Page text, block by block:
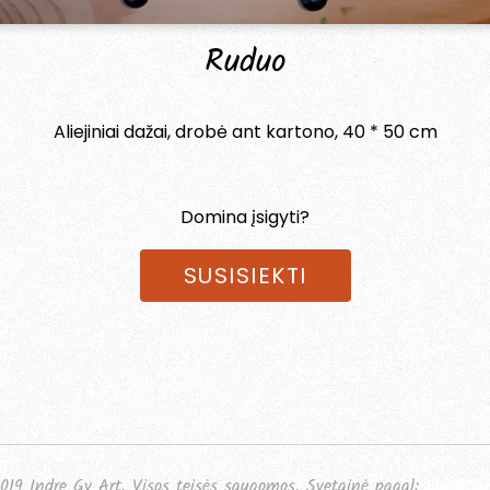
Ruduo
Aliejiniai dažai, drobė ant kartono, 40 * 50 cm
Domina įsigyti?
SUSISIEKTI